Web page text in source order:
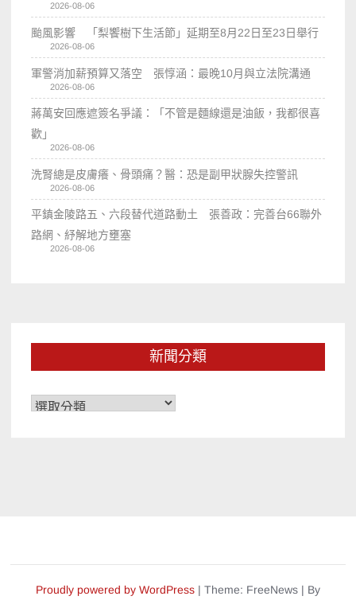
2026-08-06
颱風影響 「梨饗樹下生活節」延期至8月22日至23日舉行
2026-08-06
軍警消加薪預算又落空 張惇涵：最晚10月與立法院溝通
2026-08-06
蔣萬安回應遮簽名爭議：「不管是麵線還是油飯，我都很喜
歡」
2026-08-06
洗腎總是皮膚癢、骨頭痛？醫：恐是副甲狀腺失控警訊
2026-08-06
平鎮金陵路五、六段替代道路動土 張善政：完善台66聯外
路網、紓解地方壅塞
2026-08-06
新聞分類
新
Proudly powered by WordPress | Theme: FreeNews | By